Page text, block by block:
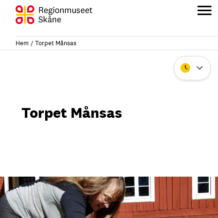
Hoppa
innehåll
Stäng
Hem Torpet Månsas
Torpet Månsas